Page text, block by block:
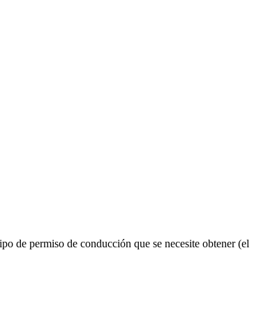
de permiso de conducción que se necesite obtener (el